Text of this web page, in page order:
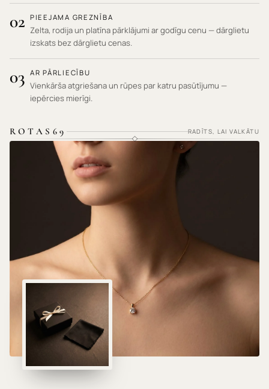
02 PIEEJAMA GREZNĪBA
Zelta, rodija un platīna pārklājumi ar godīgu cenu — dārglietu
izskats bez dārglietu cenas.
03 AR PĀRLIECĪBU
Vienkārša atgriešana un rūpes par katru pasūtījumu —
iepērcies mierīgi.
ROTAS69 RADĪTS, LAI VALKĀTU
HIPOALERĢISKI MATERIĀLI · NEKAIRINA ĀDU ·